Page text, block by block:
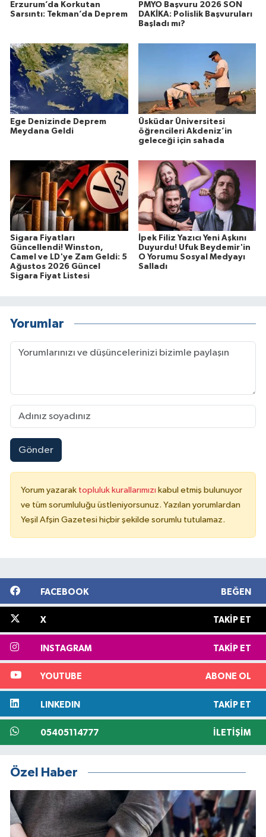
Erzurum’da Korkutan
Sarsıntı: Tekman’da Deprem
PMYO Başvuru 2026 SON
DAKİKA: Polislik Başvuruları
Başladı mı?
Ege Denizinde Deprem
Meydana Geldi
Üsküdar Üniversitesi
öğrencileri Akdeniz’in
geleceği için sahada
Sigara Fiyatları
Güncellendi! Winston,
Camel ve LD'ye Zam Geldi: 5
Ağustos 2026 Güncel
Sigara Fiyat Listesi
İpek Filiz Yazıcı Yeni Aşkını
Duyurdu! Ufuk Beydemir'in
O Yorumu Sosyal Medyayı
Salladı
Yorumlar
Gönder
Yorum yazarak topluluk kurallarımızı kabul etmiş bulunuyor
ve tüm sorumluluğu üstleniyorsunuz. Yazılan yorumlardan
Yeşil Afşin Gazetesi hiçbir şekilde sorumlu tutulamaz.
FACEBOOK BEĞEN
X TAKIP ET
INSTAGRAM TAKIP ET
YOUTUBE ABONE OL
LINKEDIN TAKIP ET
05405114777 İLETIŞIM
Özel Haber